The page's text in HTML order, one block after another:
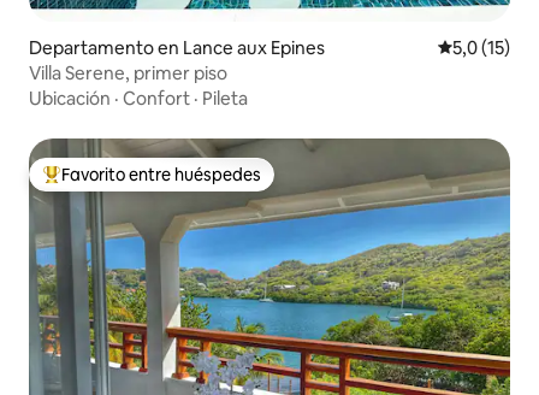
Departamento en Lance aux Epines Calificación
5,0 (15)
Villa Serene, primer piso
Ubicación · Confort · Pileta
Favorito entre los huéspedes más destacados
Favorito entre huéspedes